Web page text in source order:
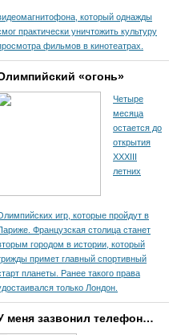
который однажды
практически уничтожить культуру
фильмов в кинотеатрах.
«огонь»
Четыре
месяца
остается до
открытия
XXXIII
летних
игр, которые пройдут в
Французская столица станет
городом в истории, который
примет главный спортивный
планеты. Ранее такого права
только Лондон.
меня зазвонил телефон…